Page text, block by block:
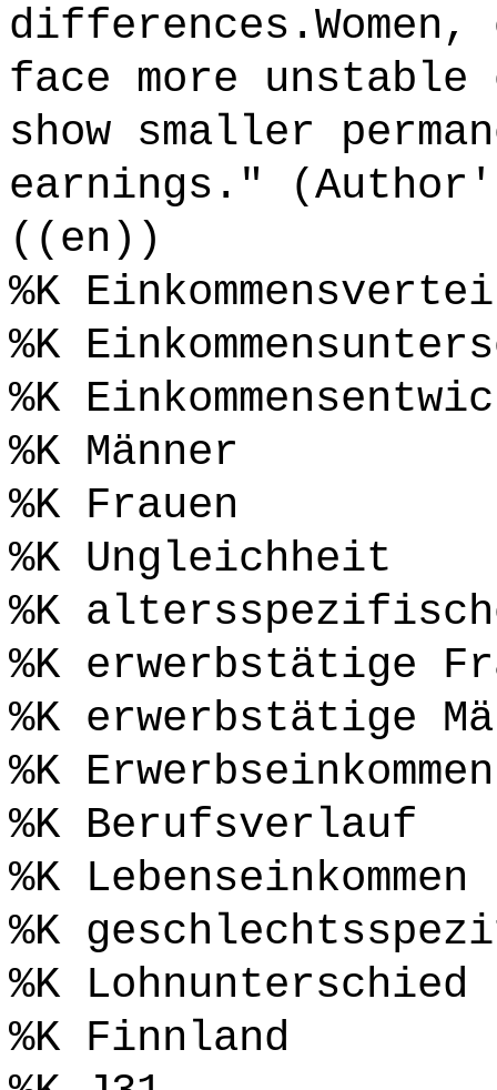
face more
show smaller
earnings."
((en))
%K
%K
%K
%K Männer
%K Frauen
%K Ungleichheit
%K
%K erwerbstätige
%K erwerbstätige
%K Erwerbseinkommen
%K Berufsverlauf
%K Lebenseinkommen
%K
%K Lohnunterschied
%K Finnland